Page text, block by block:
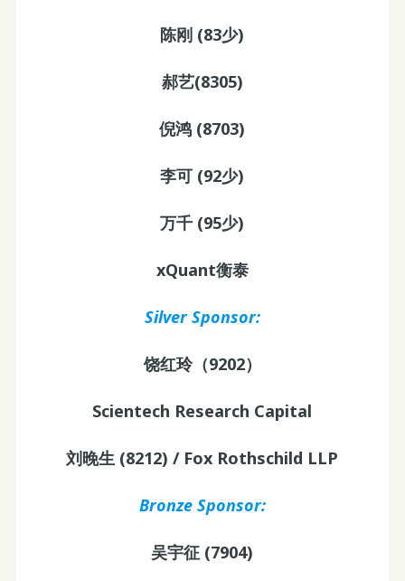
陈刚 (83少)
郝艺(8305)
倪鸿 (8703)
李可 (92少)
万千 (95少)
xQuant衡泰
Silver Sponsor:
饶红玲（9202）
Scientech Research Capital
刘晚生 (8212) / Fox Rothschild LLP
Bronze Sponsor:
吴宇征 (7904)